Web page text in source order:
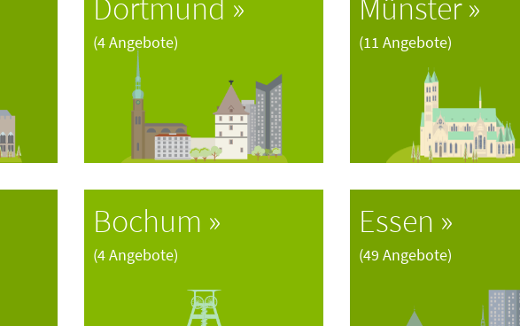
Dortmund
(4 Angebote)
Münster
(11 Angebote)
Bochum
(4 Angebote)
Essen
(49 Angebote)